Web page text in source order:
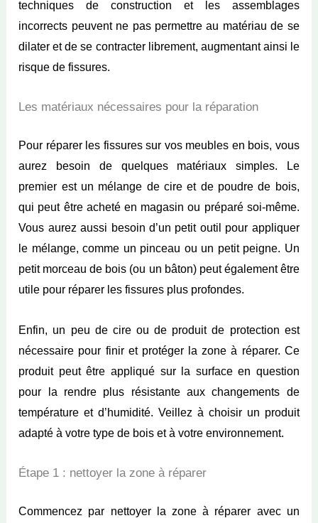
techniques de construction et les assemblages
incorrects peuvent ne pas permettre au matériau de se
dilater et de se contracter librement, augmentant ainsi le
risque de fissures.
Les matériaux nécessaires pour la réparation
Pour réparer les fissures sur vos meubles en bois, vous
aurez besoin de quelques matériaux simples. Le
premier est un mélange de cire et de poudre de bois,
qui peut être acheté en magasin ou préparé soi-même.
Vous aurez aussi besoin d’un petit outil pour appliquer
le mélange, comme un pinceau ou un petit peigne. Un
petit morceau de bois (ou un bâton) peut également être
utile pour réparer les fissures plus profondes.
Enfin, un peu de cire ou de produit de protection est
nécessaire pour finir et protéger la zone à réparer. Ce
produit peut être appliqué sur la surface en question
pour la rendre plus résistante aux changements de
température et d’humidité. Veillez à choisir un produit
adapté à votre type de bois et à votre environnement.
Étape 1 : nettoyer la zone à réparer
Commencez par nettoyer la zone à réparer avec un